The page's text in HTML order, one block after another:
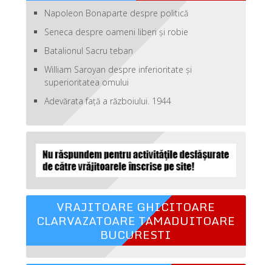
Napoleon Bonaparte despre politică
Seneca despre oameni liberi şi robie
Batalionul Sacru teban
William Saroyan despre inferioritate şi
superioritatea omului
Adevărata față a războiului. 1944
VRAJITOARE GHICITOARE
CLARVAZATOARE TAMADUITOARE
BUCURESTI